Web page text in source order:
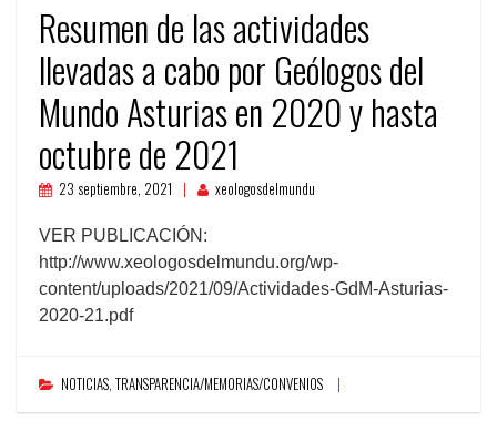
Resumen de las actividades
llevadas a cabo por Geólogos del
Mundo Asturias en 2020 y hasta
octubre de 2021
23 septiembre, 2021 xeologosdelmundu
VER PUBLICACIÓN:
http://www.xeologosdelmundu.org/wp-
content/uploads/2021/09/Actividades-GdM-Asturias-
2020-21.pdf
NOTICIAS, TRANSPARENCIA/MEMORIAS/CONVENIOS